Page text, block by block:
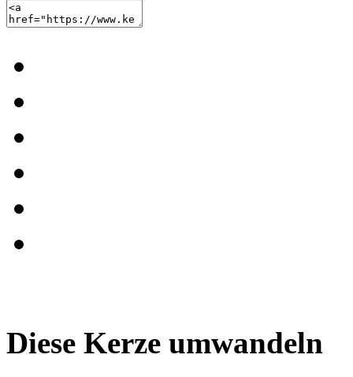
Diese Kerze umwandeln